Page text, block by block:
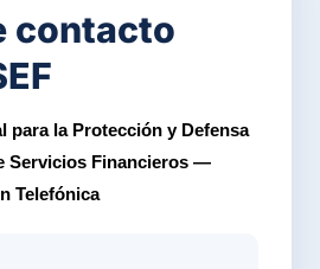
contacto
para la Protección y Defensa
Servicios Financieros —
Telefónica